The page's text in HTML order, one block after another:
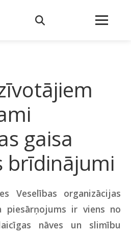
gaisa
brīdinājumi
Veselības organizācijas
piesārņojums ir viens no
nāves un slimību